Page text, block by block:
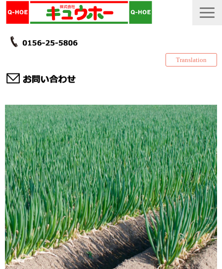
Translation
TOP
カタログ・冊子 DL
説明書
製品一覧
会社情報
採用情報
更新履歴
製品紹介ブログ